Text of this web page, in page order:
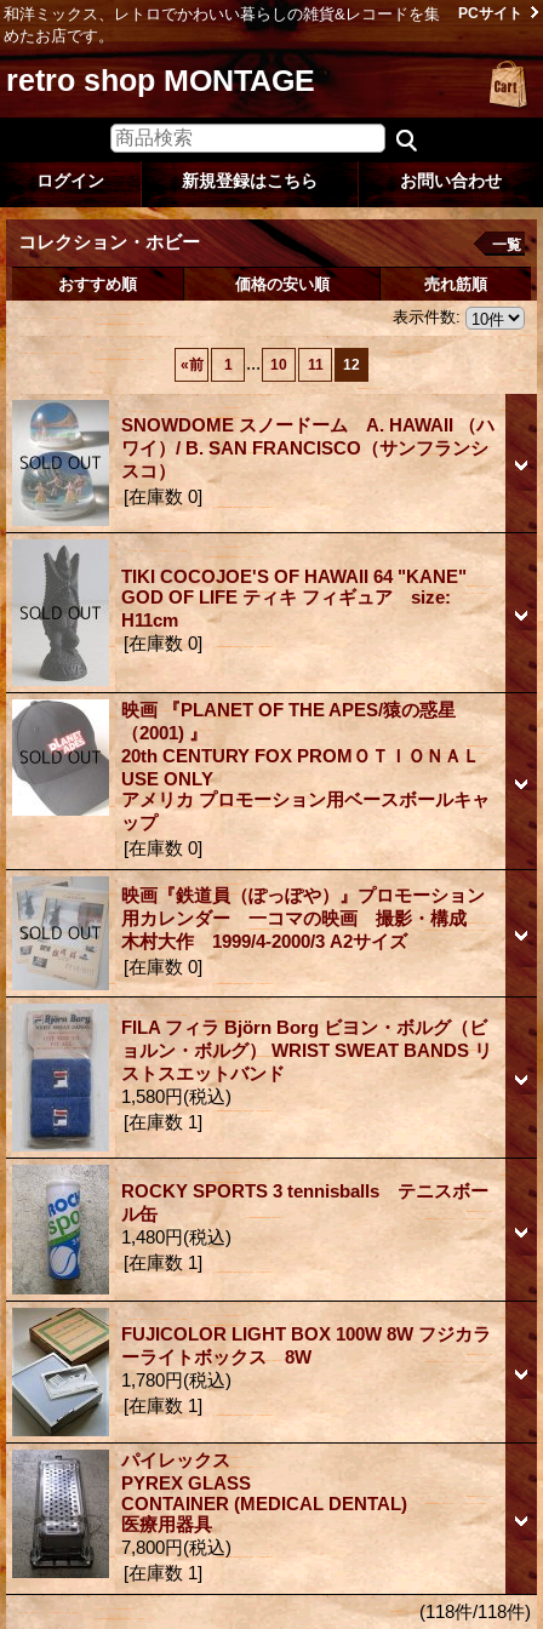
和洋ミックス、レトロでかわいい暮らしの雑貨&レコードを集
めたお店です。
PCサイト
retro shop MONTAGE
ログイン 新規登録はこちら お問い合わせ
コレクション・ホビー 一覧
おすすめ順 価格の安い順
売れ筋順
表示件数:
«前 1 ... 10 11 12
SNOWDOME スノードーム A. HAWAII （ハ
ワイ）/ B. SAN FRANCISCO（サンフランシ
スコ）
[在庫数 0]
TIKI COCOJOE'S OF HAWAII 64 "KANE"
GOD OF LIFE ティキ フィギュア size:
H11cm
[在庫数 0]
映画 『PLANET OF THE APES/猿の惑星
（2001) 』
20th CENTURY FOX PROMＯＴＩＯＮＡＬ
USE ONLY
アメリカ プロモーション用ベースボールキャ
ップ
[在庫数 0]
映画『鉄道員（ぽっぽや）』プロモーション
用カレンダー 一コマの映画 撮影・構成
木村大作 1999/4-2000/3 A2サイズ
[在庫数 0]
FILA フィラ Björn Borg ビヨン・ボルグ（ビ
ョルン・ボルグ） WRIST SWEAT BANDS リ
ストスエットバンド
1,580円(税込)
[在庫数 1]
ROCKY SPORTS 3 tennisballs テニスボー
ル缶
1,480円(税込)
[在庫数 1]
FUJICOLOR LIGHT BOX 100W 8W フジカラ
ーライトボックス 8W
1,780円(税込)
[在庫数 1]
パイレックス
PYREX GLASS
CONTAINER (MEDICAL DENTAL)
医療用器具
7,800円(税込)
[在庫数 1]
(118件/118件)